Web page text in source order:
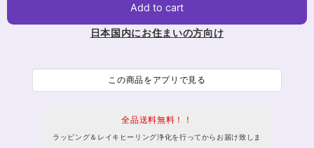
Add to cart
日本国内にお住まいの方向け
この商品をアプリで見る
全品送料無料！！
ラッピング＆レイキヒーリング浄化を行ってからお届け致しま